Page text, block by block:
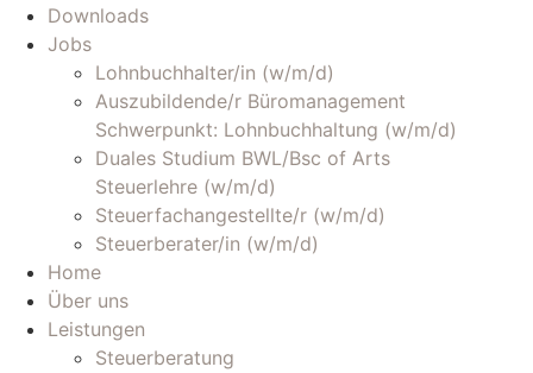
Downloads
Jobs
Lohnbuchhalter/in (w/m/d)
Auszubildende/r Büromanagement
Schwerpunkt: Lohnbuchhaltung (w/m/d)
Duales Studium BWL/Bsc of Arts
Steuerlehre (w/m/d)
Steuerfachangestellte/r (w/m/d)
Steuerberater/in (w/m/d)
Home
Über uns
Leistungen
Steuerberatung